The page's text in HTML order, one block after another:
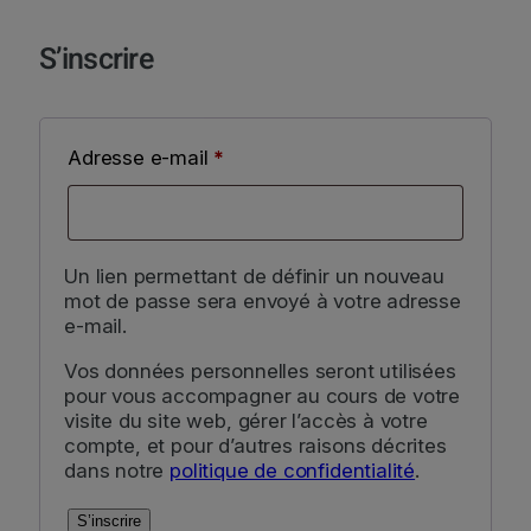
S’inscrire
Adresse e-mail *
Un lien permettant de définir un nouveau
mot de passe sera envoyé à votre adresse
e-mail.
Vos données personnelles seront utilisées
pour vous accompagner au cours de votre
visite du site web, gérer l’accès à votre
compte, et pour d’autres raisons décrites
dans notre politique de confidentialité.
S’inscrire